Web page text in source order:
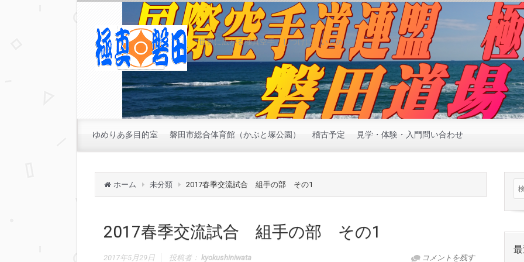
世界に広がる極真空手 しつけに いじめに
ゆめりあ多目的室 磐田市総合体育館（かぶと塚公園） 稽古予定 見学・体験・入門問い合わせ
ホーム 未分類 2017春季交流試合 組手の部 その1
2017春季交流試合 組手の部 その1
2017年5月29日 コメントを残す
投稿者： kyokushiniwata